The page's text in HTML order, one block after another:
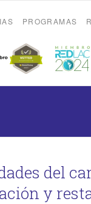
PROGRAMAS
del
y